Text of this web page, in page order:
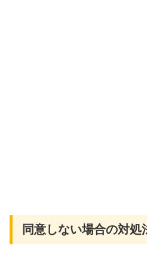
同意しない場合の対処